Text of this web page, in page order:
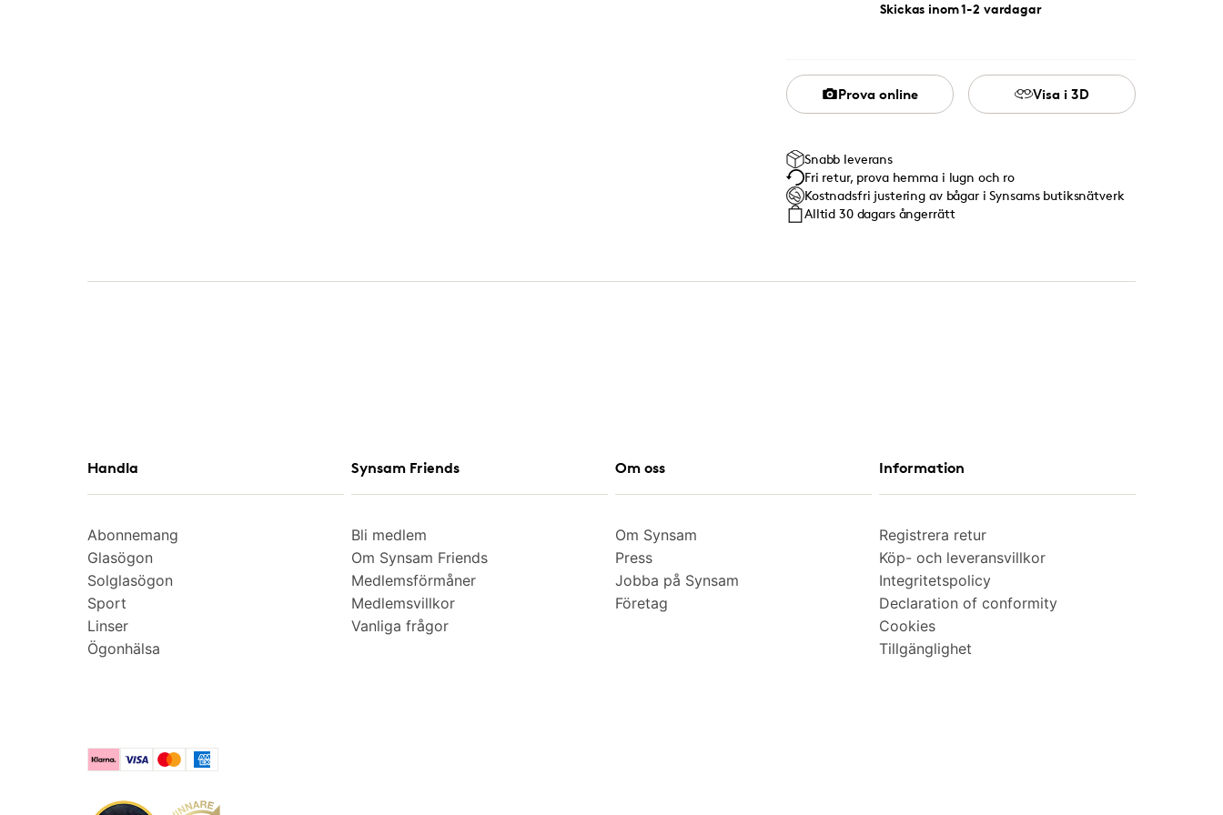
Skickas inom 1-2 vardagar
Prova online Visa i 3D
Snabb leverans
Fri retur, prova hemma i lugn och ro
Kostnadsfri justering av bågar i Synsams butiksnätverk
Alltid 30 dagars ångerrätt
Handla
Abonnemang
Glasögon
Solglasögon
Sport
Linser
Ögonhälsa
Synsam Friends
Bli medlem
Om Synsam Friends
Medlemsförmåner
Medlemsvillkor
Vanliga frågor
Om oss
Om Synsam
Press
Jobba på Synsam
Företag
Information
Registrera retur
Köp- och leveransvillkor
Integritetspolicy
Declaration of conformity
Cookies
Tillgänglighet
KlarnaVisa MastercardAmerican Express